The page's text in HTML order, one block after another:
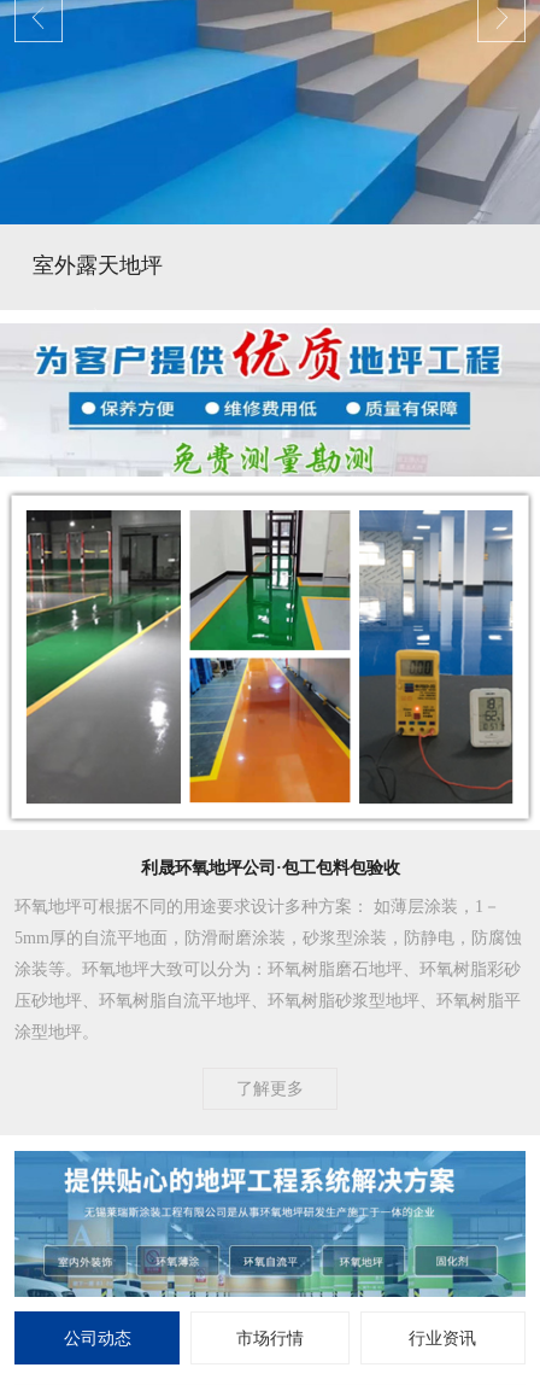
室外露天地坪
利晟环氧地坪公司·包工包料包验收
环氧地坪可根据不同的用途要求设计多种方案 ： 如薄层涂装，1－
5mm厚的自流平地面，防滑耐磨涂装，砂浆型涂装，防静电，防腐蚀
涂装等。环氧地坪大致可以分为：环氧树脂磨石地坪、环氧树脂彩砂
压砂地坪、环氧树脂自流平地坪、环氧树脂砂浆型地坪、环氧树脂平
涂型地坪。
了解更多
公司动态 市场行情 行业资讯